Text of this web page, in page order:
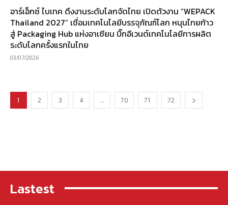
อาร์เอ็กซ์ ไบเทค ดึงงานระดับโลกจัดไทย เปิดตัวงาน “WEPACK
Thailand 2027” เชื่อมเทคโนโลยีบรรจุภัณฑ์โลก หนุนไทยก้าว
สู่ Packaging Hub แห่งอาเซียน บิ๊กอีเวนต์เทคโนโลยีการผลิต
ระดับโลกครั้งแรกในไทย
03/07/2026
1 2 3 4 … 70 71 72
Lastest